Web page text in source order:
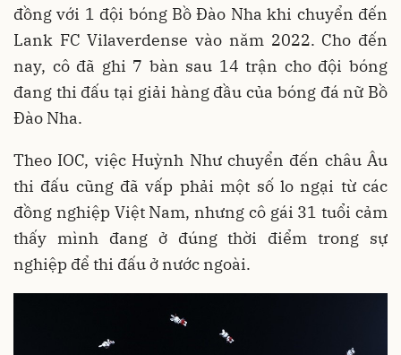
đồng với 1 đội bóng Bồ Đào Nha khi chuyển đến
Lank FC Vilaverdense vào năm 2022. Cho đến
nay, cô đã ghi 7 bàn sau 14 trận cho đội bóng
đang thi đấu tại giải hàng đầu của bóng đá nữ Bồ
Đào Nha.
Theo IOC, việc Huỳnh Như chuyển đến châu Âu
thi đấu cũng đã vấp phải một số lo ngại từ các
đồng nghiệp Việt Nam, nhưng cô gái 31 tuổi cảm
thấy mình đang ở đúng thời điểm trong sự
nghiệp để thi đấu ở nước ngoài.